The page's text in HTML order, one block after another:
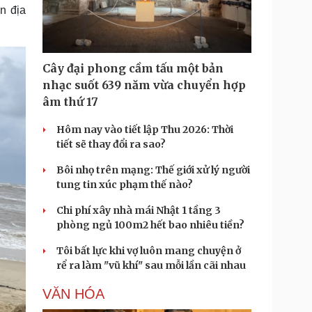
nghiệp 24h
Doanh nhân
Tin Công nghệ
Trải nghiệm
Chuyển đổi số
Podcast
Câu chuyện thời sự
Cửa sổ tình yêu
Kể chuyện cho bé
địa
Cây đại phong cầm tấu một bản
nhạc suốt 639 năm vừa chuyển hợp
âm thứ 17
Hôm nay vào tiết lập Thu 2026: Thời
tiết sẽ thay đổi ra sao?
Bôi nhọ trên mạng: Thế giới xử lý người
tung tin xúc phạm thế nào?
Chi phí xây nhà mái Nhật 1 tầng 3
phòng ngủ 100m2 hết bao nhiêu tiền?
Tôi bất lực khi vợ luôn mang chuyện ở
rể ra làm "vũ khí" sau mỗi lần cãi nhau
VĂN HÓA